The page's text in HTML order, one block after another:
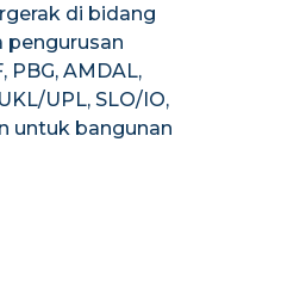
di bidang
pengurusan
PBG, AMDAL,
UPL, SLO/IO,
untuk bangunan